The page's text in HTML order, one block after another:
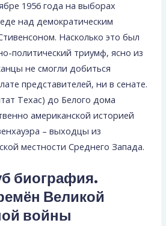
1956 года на выборах
над демократическим
Насколько это был
политический триумф, ясно из
не смогли добиться
пред­ставителей, ни в сенате.
Техас) до Белого дома
аме­риканской историей
– выходцы из
местности Средне­го Запада.
биография.
Великой
войны